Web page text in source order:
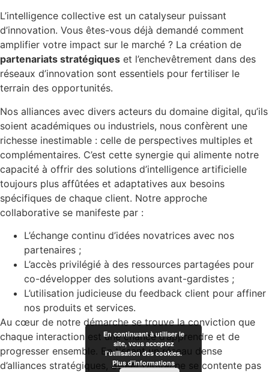
L’intelligence collective est un catalyseur puissant
d’innovation. Vous êtes-vous déjà demandé comment
amplifier votre impact sur le marché ? La création de
partenariats stratégiques et l’enchevêtrement dans des
réseaux d’innovation sont essentiels pour fertiliser le
terrain des opportunités.
Nos alliances avec divers acteurs du domaine digital, qu’ils
soient académiques ou industriels, nous confèrent une
richesse inestimable : celle de perspectives multiples et
complémentaires. C’est cette synergie qui alimente notre
capacité à offrir des solutions d’intelligence artificielle
toujours plus affûtées et adaptatives aux besoins
spécifiques de chaque client. Notre approche
collaborative se manifeste par :
L’échange continu d’idées novatrices avec nos
partenaires ;
L’accès privilégié à des ressources partagées pour
co-développer des solutions avant-gardistes ;
L’utilisation judicieuse du feedback client pour affiner
nos produits et services.
Au cœur de notre démarche se trouve la conviction que
chaque interaction est une chance d’apprendre et de
progresser ensemble. En tissant un réseau dense
d’alliances stratégiques, Sweet Digital ne se contente pas
En continuant à utiliser le
site, vous acceptez
l’utilisation des cookies.
Plus d’informations